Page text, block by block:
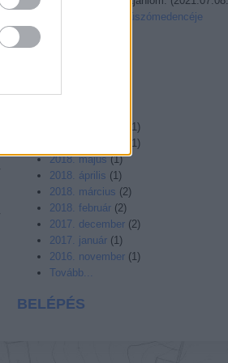
Az Ördög úszómedencéje
2021. április
1)
1)
2018. május (1)
2018. április (1)
2018. március (2)
2018. február (2)
2017. december (2)
2017. január (1)
2016. november (1)
Tovább...
BELÉPÉS